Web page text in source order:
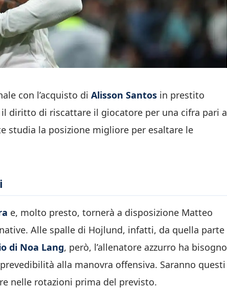
con l’acquisto di Alisson Santos in prestito
diritto di riscattare il giocatore per una cifra pari a
studia la posizione migliore per esaltare le
e, molto presto, tornerà a disposizione Matteo
Alle spalle di Hojlund, infatti, da quella parte
di Noa Lang, però, l’allenatore azzurro ha bisogno
alla manovra offensiva. Saranno questi
nelle rotazioni prima del previsto.